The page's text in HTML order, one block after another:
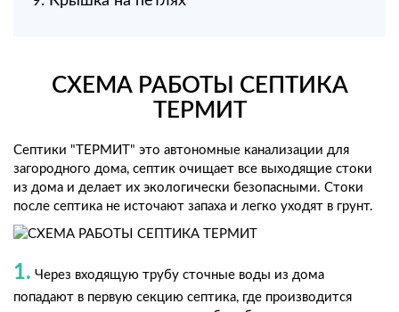
СХЕМА РАБОТЫ СЕПТИКА
ТЕРМИТ
Септики "ТЕРМИТ" это автономные канализации для
загородного дома, септик очищает все выходящие стоки
из дома и делает их экологически безопасными. Стоки
после септика не источают запаха и легко уходят в грунт.
1. Через входящую трубу сточные воды из дома
попадают в первую секцию септика, где производится